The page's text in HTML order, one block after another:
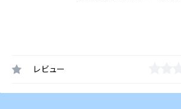
レビュー